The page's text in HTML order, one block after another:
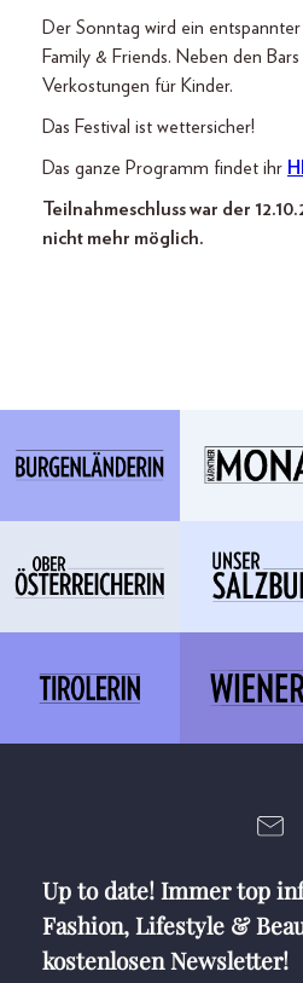
Der Sonntag wird ein
Family & Friends. Neben den
Verkostungen für Kinder.
Das Festival ist wettersicher!
Das ganze Programm findet ihr
Teilnahmeschluss war der
nicht mehr möglich.
Up to date! Immer top
Fashion, Lifestyle &
kostenlosen Newsletter!